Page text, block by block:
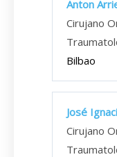
Anton
Cirujano
Bilbao
José
Cirujano